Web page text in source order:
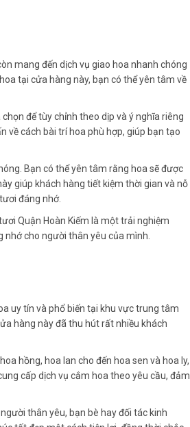
mang đến dịch vụ giao hoa nhanh chóng
tại cửa hàng này, bạn có thể yên tâm về
để tùy chỉnh theo dịp và ý nghĩa riêng
về cách bài trí hoa phù hợp, giúp bạn tạo
Bạn có thể yên tâm rằng hoa sẽ được
giúp khách hàng tiết kiệm thời gian và nỗ
đáng nhớ.
Quận Hoàn Kiếm là một trải nghiệm
cho người thân yêu của mình.
uy tín và phổ biến tại khu vực trung tâm
hàng này đã thu hút rất nhiều khách
hồng, hoa lan cho đến hoa sen và hoa ly,
cấp dịch vụ cắm hoa theo yêu cầu, đảm
thân yêu, bạn bè hay đối tác kinh